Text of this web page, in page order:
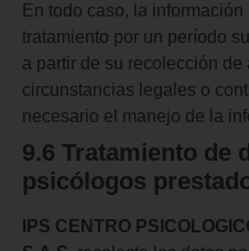
En todo caso, la
tratamiento por un período
a partir de su recolección de
circunstancias legales o
necesario el manejo de la
9.6 Tratamiento de
psicólogos
IPS CENTRO